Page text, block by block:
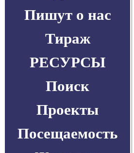
Пишут о нас
Тираж
РЕСУРСЫ
Поиск
Проекты
Посещаемость